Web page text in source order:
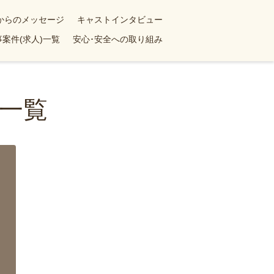
らのメッセージ
キャストインタビュー
案件(求人)一覧 安心･安全への取り組み
覧